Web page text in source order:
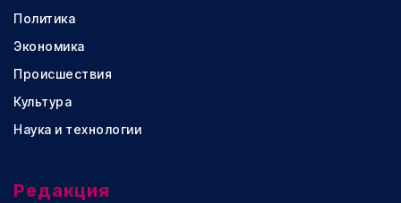
Политика
Экономика
Происшествия
Культура
Наука и технологии
Редакция